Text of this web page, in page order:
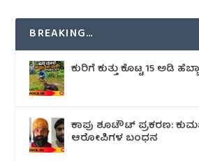
BREAKING…
ಕುರಿಗೆ ಕುತ್ತು ಕೊಟ್ಟ 15 ಅಡಿ
ಕಾಪು ಶೂಟೌಟ್‌ ಪ್ರಕರಣ:
ಆರೋಪಿಗಳ ಬಂಧನ